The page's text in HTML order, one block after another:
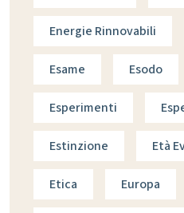
Energie Rinnovabili
Esame Esodo
Esperimenti
Estinzione Età
Etica Europa